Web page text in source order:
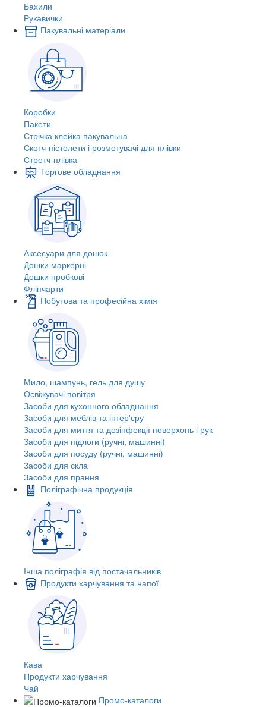
Бахили
Рукавички
Пакувальні матеріали
Коробки
Пакети
Стрічка клейка пакувальна
Скотч-пістолети і розмотувачі для плівки
Стретч-плівка
Торгове обладнання
Аксесуари для дошок
Дошки маркерні
Дошки пробкові
Фліпчарти
Побутова та професійна хімія
Мило, шампунь, гель для душу
Освіжувачі повітря
Засоби для кухонного обладнання
Засоби для меблів та інтер'єру
Засоби для миття та дезінфекції поверхонь і рук
Засоби для підлоги (ручні, машинні)
Засоби для посуду (ручні, машинні)
Засоби для скла
Засоби для прання
Поліграфічна продукція
Інша поліграфія від постачальників
Продукти харчування та напої
Кава
Продукти харчування
Чай
Промо-каталоги